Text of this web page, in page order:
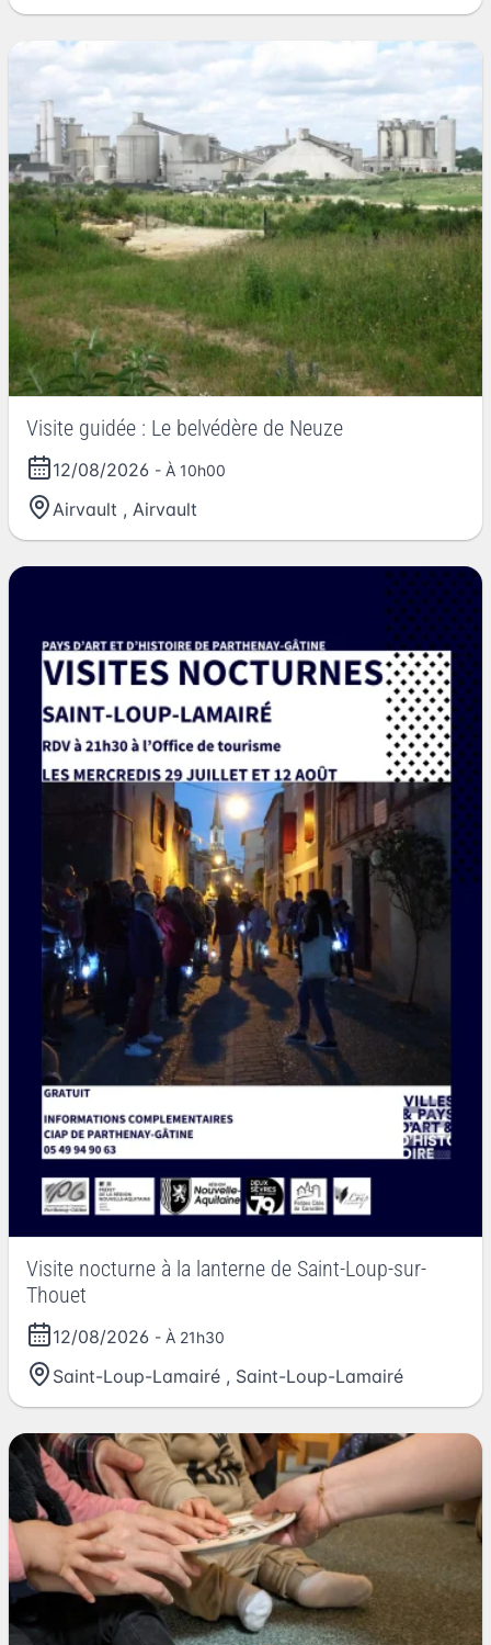
Visite guidée : Le belvédère de Neuze
12/08/2026 - À 10h00
Airvault , Airvault
Visite nocturne à la lanterne de Saint-Loup-sur-
Thouet
12/08/2026 - À 21h30
Saint-Loup-Lamairé , Saint-Loup-Lamairé